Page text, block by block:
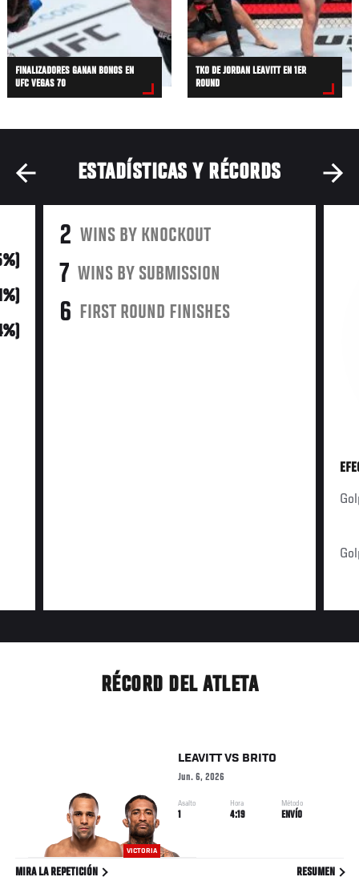
FINALIZADORES GANAN BONOS EN
UFC VEGAS 70
TKO DE JORDAN LEAVITT EN 1ER
ROUND
ESTADÍSTICAS Y RÉCORDS
2 WINS BY KNOCKOUT
7 WINS BY SUBMISSION
6 FIRST ROUND FINISHES
RÉCORD DEL ATLETA
VICTORIA
LEAVITTVS BRITO
Jun. 6, 2026
Asalto
1
Hora
4:19
Método
ENVÍO
MIRA LA REPETICIÓN RESUMEN